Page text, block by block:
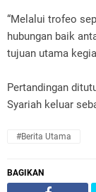
“Melalui trofeo
hubungan baik
tujuan utama
Pertandingan
Syariah keluar
#Berita Utama
BAGIKAN